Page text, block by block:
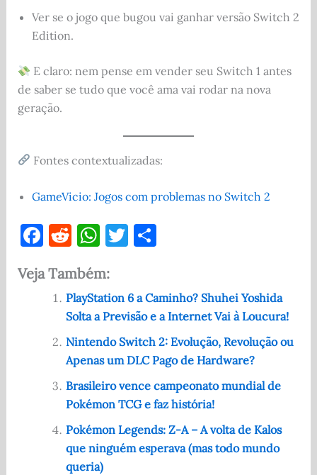
Ver se o jogo que bugou vai ganhar versão Switch 2
Edition.
E claro: nem pense em vender seu Switch 1 antes
de saber se tudo que você ama vai rodar na nova
geração.
Fontes contextualizadas:
GameVicio: Jogos com problemas no Switch 2
F
c
e
o
k
R
d
di
t
W
at
s
A
p
p
T
te
r
S
e
Veja Também:
PlayStation 6 a Caminho? Shuhei Yoshida
Solta a Previsão e a Internet Vai à Loucura!
Nintendo Switch 2: Evolução, Revolução ou
Apenas um DLC Pago de Hardware?
Brasileiro vence campeonato mundial de
Pokémon TCG e faz história!
Pokémon Legends: Z-A – A volta de Kalos
que ninguém esperava (mas todo mundo
queria)